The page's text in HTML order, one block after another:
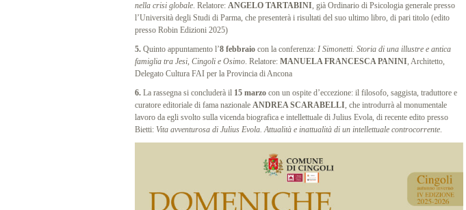
nella crisi globale. Relatore: ANGELO TARTABINI, già Ordinario di Psicologia generale presso
l’Università degli Studi di Parma, che presenterà i risultati del suo ultimo libro, di pari titolo (edito
presso Robin Edizioni 2025)
5. Quinto appuntamento l’8 febbraio con la conferenza: I Simonetti. Storia di una illustre e antica
famiglia tra Jesi, Cingoli e Osimo. Relatore: MANUELA FRANCESCA PANINI, Architetto,
Delegato Cultura FAI per la Provincia di Ancona
6. La rassegna si concluderà il 15 marzo con un ospite d’eccezione: il filosofo, saggista, traduttore e
curatore editoriale di fama nazionale ANDREA SCARABELLI, che introdurrà al monumentale
lavoro da egli svolto sulla vicenda biografica e intellettuale di Julius Evola, di recente edito presso
Bietti: Vita avventurosa di Julius Evola.Attualità e inattualità di un intellettuale controcorrente.